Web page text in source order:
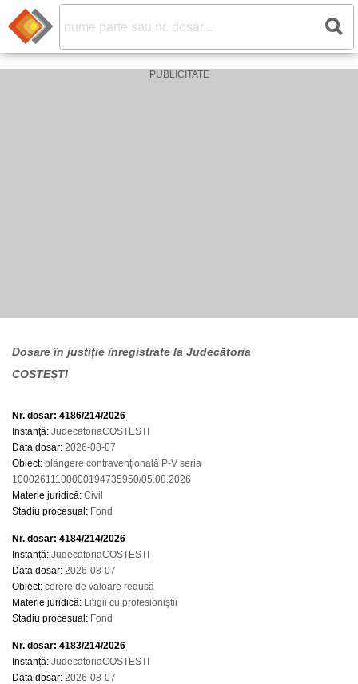
Dosare în justiție înregistrate la Judecătoria
COSTEŞTI
Nr. dosar: 4186/214/2026
Instanță: JudecatoriaCOSTESTI
Data dosar: 2026-08-07
Obiect: plângere contravenţională P-V seria
10002611100000194735950/05.08.2026
Materie juridică: Civil
Stadiu procesual: Fond
Nr. dosar: 4184/214/2026
Instanță: JudecatoriaCOSTESTI
Data dosar: 2026-08-07
Obiect: cerere de valoare redusă
Materie juridică: Litigii cu profesioniştii
Stadiu procesual: Fond
Nr. dosar: 4183/214/2026
Instanță: JudecatoriaCOSTESTI
Data dosar: 2026-08-07